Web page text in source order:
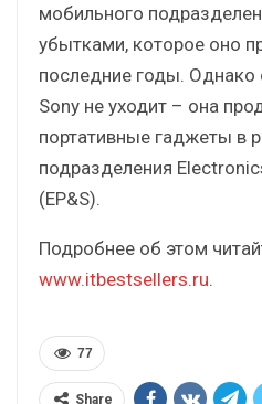
мобильного
убытками, которое оно
последние годы.
Sony не уходит – она
портативные гаджеты в
подразделения
(EP&S).
Подробнее об этом
www.itbestsellers.ru.
77
Share